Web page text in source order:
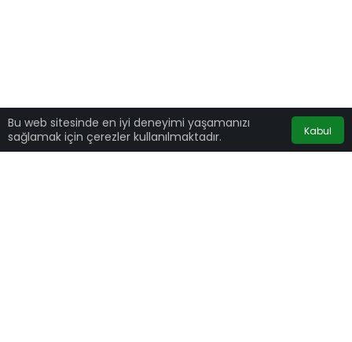
Bu web sitesinde en iyi deneyimi yaşamanızı
sağlamak için çerezler kullanılmaktadır.
Kabul